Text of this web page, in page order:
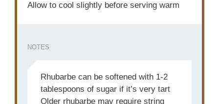
Allow to cool slightly before serving warm
NOTES
Rhubarbe can be softened with 1-2
tablespoons of sugar if it’s very tart
Older rhubarbe may require string